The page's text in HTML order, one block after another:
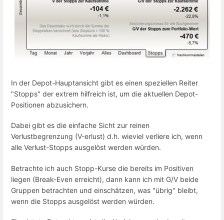
In der Depot-Hauptansicht gibt es einen speziellen Reiter
"Stopps" der extrem hilfreich ist, um die aktuellen Depot-
Positionen abzusichern.
Dabei gibt es die einfache Sicht zur reinen
Verlustbegrenzung (V-erlust) d.h. wieviel verliere ich, wenn
alle Verlust-Stopps ausgelöst werden würden.
Betrachte ich auch Stopp-Kurse die bereits im Positiven
liegen (Break-Even erreicht), dann kann ich mit G/V beide
Gruppen betrachten und einschätzen, was "übrig" bleibt,
wenn die Stopps ausgelöst werden würden.